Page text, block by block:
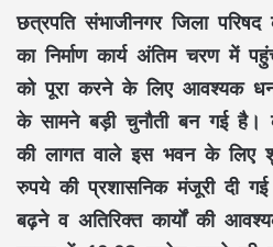
छत्रपति संभाजीनगर जिला
का निर्माण कार्य अंतिम चरण में
को पूरा करने के लिए आवश्यक
के सामने बड़ी चुनौती बन गई
की लागत वाले इस भवन के
रुपये की प्रशासनिक मंजूरी दी
बढ़ने व अतिरिक्त कार्यों की